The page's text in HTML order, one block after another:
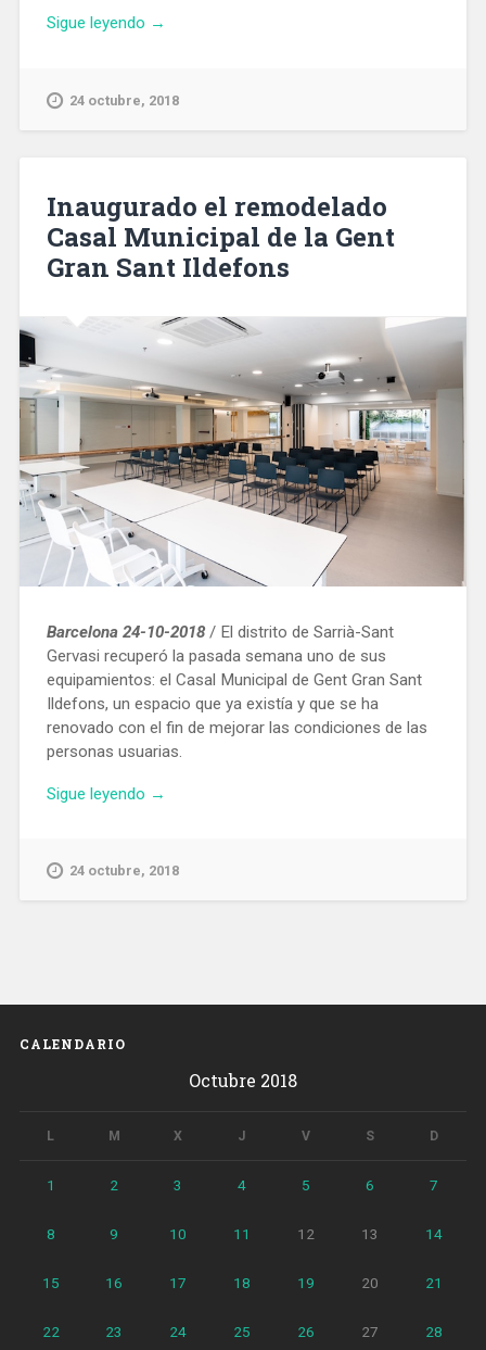
Sigue leyendo «Detenido
de
pasada
semana
con
en
→
24 octubre, 2018
Inaugurado el remodelado
Casal Municipal de la Gent
Gran Sant Ildefons
Barcelona 24-10-2018/ El distrito de Sarrià-Sant
Gervasi recuperó la pasada semana uno de sus
equipamientos: el Casal Municipal de Gent Gran Sant
Ildefons, un espacio que ya existía y que se ha
renovado con el fin de mejorar las condiciones de las
personas usuarias.
Sigue leyendo «Inaugurado
Casal
Sant
→
24 octubre, 2018
CALENDARIO
Octubre 2018
L M X J V S D
1 2 3 4 5 6 7
8 9 10 11 12 13 14
15 16 17 18 19 20 21
22 23 24 25 26 27 28